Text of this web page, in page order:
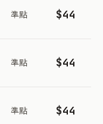
準點 $44
準點 $44
準點 $44